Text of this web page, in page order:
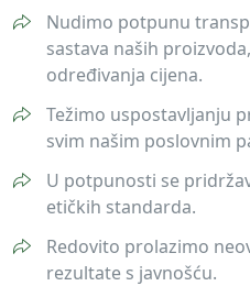
Nudimo potpunu
sastava naših
određivanja cijena.
Težimo uspostavljanju
svim našim poslovnim
U potpunosti se
etičkih standarda.
Redovito prolazimo
rezultate s javnošću.